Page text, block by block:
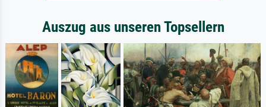
Auszug aus unseren Topsellern